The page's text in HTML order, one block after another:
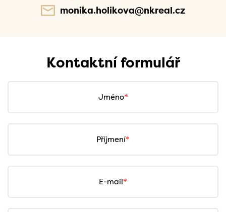
monika.holikova@nkreal.cz
Kontaktní formulář
Jméno
Příjmení
E-mail